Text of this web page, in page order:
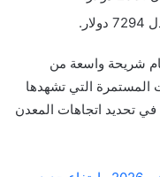
شريحة واسعة من
المستمرة التي تشهدها
في تحديد اتجاهات المعدن